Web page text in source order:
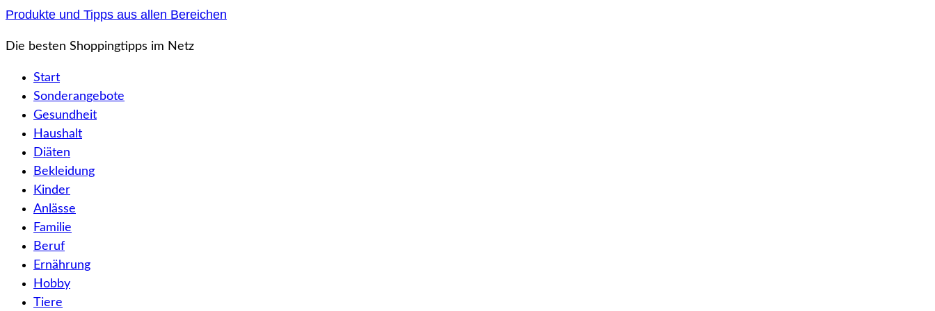
Zum
springen
Produkte und Tipps aus allen Bereichen
Die besten Shoppingtipps im Netz
Start
Sonderangebote
Gesundheit
Haushalt
Diäten
Bekleidung
Kinder
Anlässe
Familie
Beruf
Ernährung
Hobby
Tiere